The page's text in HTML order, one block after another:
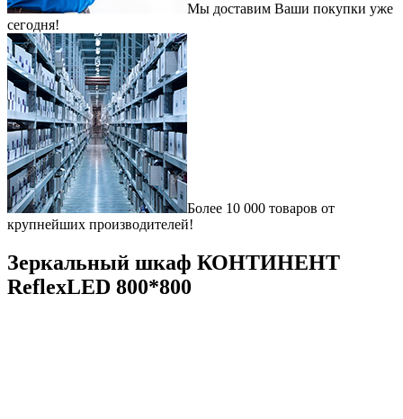
Мы доставим Ваши покупки уже
сегодня!
Более 10 000 товаров от
крупнейших производителей!
Зеркальный шкаф КОНТИНЕНТ
ReflexLED 800*800